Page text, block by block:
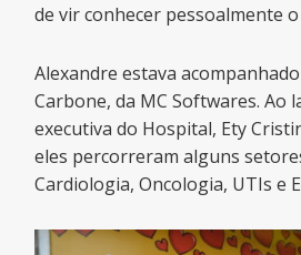
de vir conhecer pessoalmente
Alexandre estava
Carbone, da MC Softwares. Ao
executiva do Hospital, Ety
eles percorreram alguns
Cardiologia, Oncologia, UTIs e